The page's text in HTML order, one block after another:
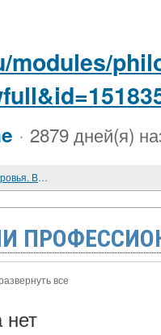
modules/
· 2879 дней(я)
7 апреля 2018 - Всемирный день здоровья. Всё, что вы хотели знать о возрасте зрелости от специалистов МАСПК
все